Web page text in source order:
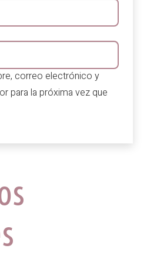
correo electrónico y
para la próxima vez que